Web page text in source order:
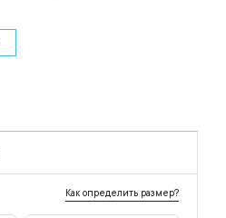
Как определить размер?